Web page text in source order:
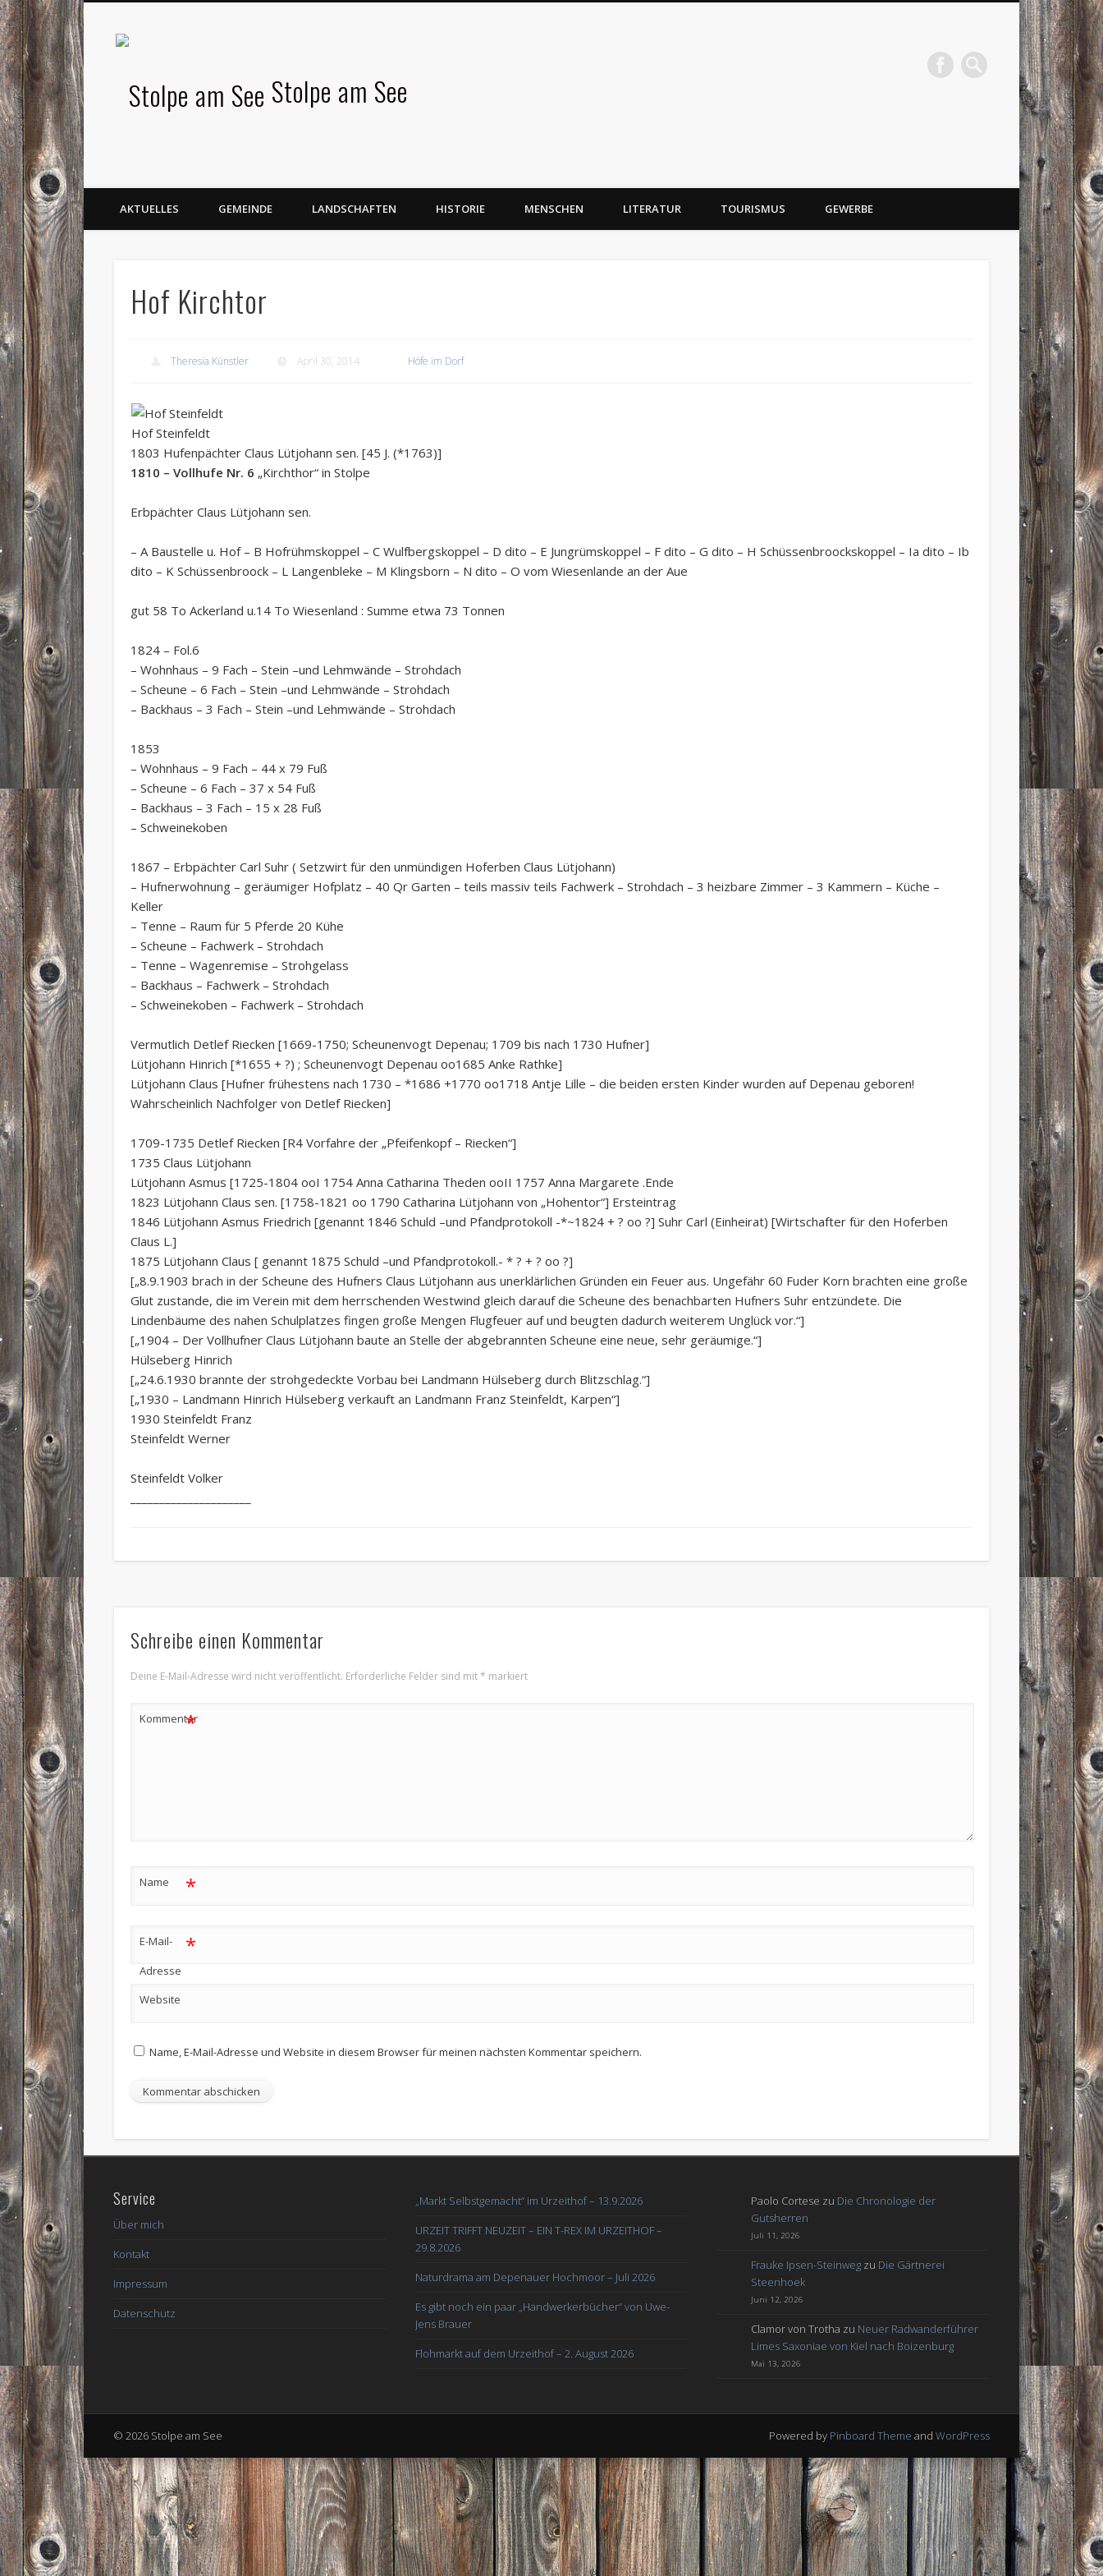
Stolpe am See
AKTUELLES GEMEINDE LANDSCHAFTEN HISTORIE MENSCHEN LITERATUR TOURISMUS GEWERBE
Hof Kirchtor
Theresia Künstler April 30, 2014 Höfe im Dorf
Hof Steinfeldt
1803 Hufenpächter Claus Lütjohann sen. [45 J. (*1763)]
1810 – Vollhufe Nr. 6 „Kirchthor“ in Stolpe
Erbpächter Claus Lütjohann sen.
– A Baustelle u. Hof – B Hofrühmskoppel – C Wulfbergskoppel – D dito – E Jungrümskoppel – F dito – G dito – H Schüssenbroockskoppel – Ia dito – Ib
dito – K Schüssenbroock – L Langenbleke – M Klingsborn – N dito – O vom Wiesenlande an der Aue
gut 58 To Ackerland u.14 To Wiesenland : Summe etwa 73 Tonnen
1824 – Fol.6
– Wohnhaus – 9 Fach – Stein –und Lehmwände – Strohdach
– Scheune – 6 Fach – Stein –und Lehmwände – Strohdach
– Backhaus – 3 Fach – Stein –und Lehmwände – Strohdach
1853
– Wohnhaus – 9 Fach – 44 x 79 Fuß
– Scheune – 6 Fach – 37 x 54 Fuß
– Backhaus – 3 Fach – 15 x 28 Fuß
– Schweinekoben
1867 – Erbpächter Carl Suhr ( Setzwirt für den unmündigen Hoferben Claus Lütjohann)
– Hufnerwohnung – geräumiger Hofplatz – 40 Qr Garten – teils massiv teils Fachwerk – Strohdach – 3 heizbare Zimmer – 3 Kammern – Küche –
Keller
– Tenne – Raum für 5 Pferde 20 Kühe
– Scheune – Fachwerk – Strohdach
– Tenne – Wagenremise – Strohgelass
– Backhaus – Fachwerk – Strohdach
– Schweinekoben – Fachwerk – Strohdach
Vermutlich Detlef Riecken [1669-1750; Scheunenvogt Depenau; 1709 bis nach 1730 Hufner]
Lütjohann Hinrich [*1655 + ?) ; Scheunenvogt Depenau oo1685 Anke Rathke]
Lütjohann Claus [Hufner frühestens nach 1730 – *1686 +1770 oo1718 Antje Lille – die beiden ersten Kinder wurden auf Depenau geboren!
Wahrscheinlich Nachfolger von Detlef Riecken]
1709-1735 Detlef Riecken [R4 Vorfahre der „Pfeifenkopf – Riecken“]
1735 Claus Lütjohann
Lütjohann Asmus [1725-1804 ooI 1754 Anna Catharina Theden ooII 1757 Anna Margarete .Ende
1823 Lütjohann Claus sen. [1758-1821 oo 1790 Catharina Lütjohann von „Hohentor“] Ersteintrag
1846 Lütjohann Asmus Friedrich [genannt 1846 Schuld –und Pfandprotokoll -*~1824 + ? oo ?] Suhr Carl (Einheirat) [Wirtschafter für den Hoferben
Claus L.]
1875 Lütjohann Claus [ genannt 1875 Schuld –und Pfandprotokoll.- * ? + ? oo ?]
[„8.9.1903 brach in der Scheune des Hufners Claus Lütjohann aus unerklärlichen Gründen ein Feuer aus. Ungefähr 60 Fuder Korn brachten eine große
Glut zustande, die im Verein mit dem herrschenden Westwind gleich darauf die Scheune des benachbarten Hufners Suhr entzündete. Die
Lindenbäume des nahen Schulplatzes fingen große Mengen Flugfeuer auf und beugten dadurch weiterem Unglück vor.“]
[„1904 – Der Vollhufner Claus Lütjohann baute an Stelle der abgebrannten Scheune eine neue, sehr geräumige.“]
Hülseberg Hinrich
[„24.6.1930 brannte der strohgedeckte Vorbau bei Landmann Hülseberg durch Blitzschlag.“]
[„1930 – Landmann Hinrich Hülseberg verkauft an Landmann Franz Steinfeldt, Karpen“]
1930 Steinfeldt Franz
Steinfeldt Werner
Steinfeldt Volker
Schreibe einen Kommentar
Deine E-Mail-Adresse wird nicht veröffentlicht. Erforderliche Felder sind mit* markiert
Kommentar
*
Name *
E-Mail-
Adresse
*
Website
Name, E-Mail-Adresse und Website in diesem Browser für meinen nächsten Kommentar speichern.
Service
Über mich
Kontakt
Impressum
Datenschutz
„Markt Selbstgemacht“ im Urzeithof – 13.9.2026
URZEIT TRIFFT NEUZEIT – EIN T-REX IM URZEITHOF –
29.8.2026
Naturdrama am Depenauer Hochmoor – Juli 2026
Es gibt noch ein paar „Handwerkerbücher“ von Uwe-
Jens Brauer
Flohmarkt auf dem Urzeithof – 2. August 2026
Paolo Cortese zu Die Chronologie der
Gutsherren
Juli 11, 2026
Frauke Ipsen-Steinweg zu Die Gärtnerei
Steenhoek
Juni 12, 2026
Clamor von Trotha zu Neuer Radwanderführer
Limes Saxoniae von Kiel nach Boizenburg
Mai 13, 2026
© 2026 Stolpe am See Powered by Pinboard Theme and WordPress